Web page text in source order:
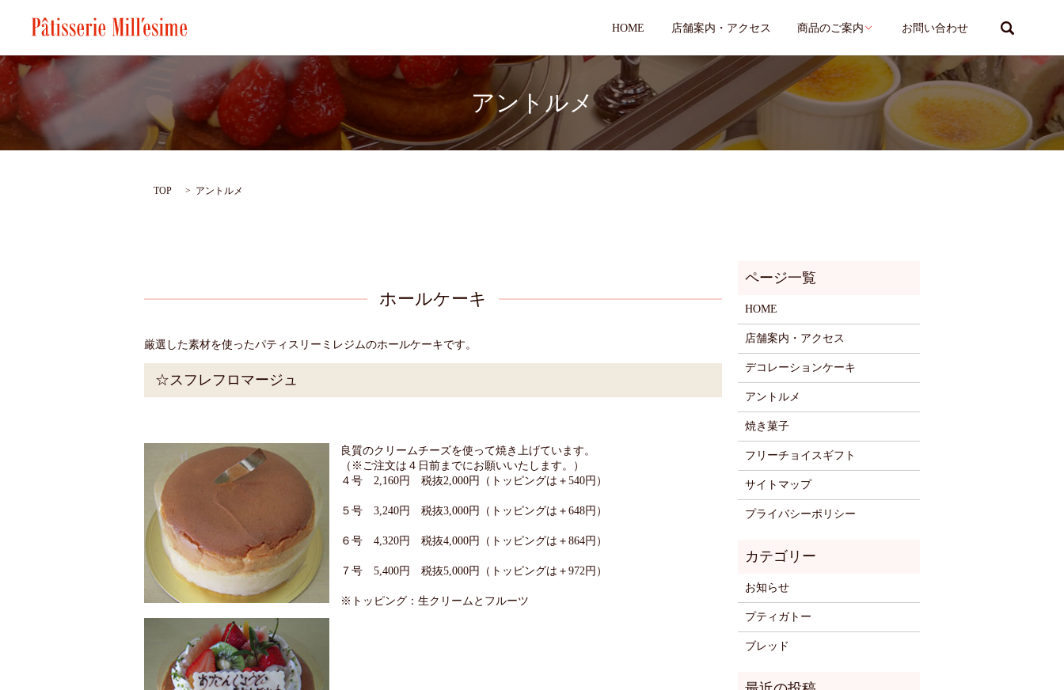
HOME 店舗案内・アクセス 商品のご案内 お問い合わせ
アントルメ
TOP アントルメ
ホールケーキ
厳選した素材を使ったパティスリーミレジムのホールケーキです。
☆スフレフロマージュ
良質のクリームチーズを使って焼き上げています。
（※ご注文は４日前までにお願いいたします。）
４号 2,160円 税抜2,000円（トッピングは＋540円）
５号 3,240円 税抜3,000円（トッピングは＋648円）
６号 4,320円 税抜4,000円（トッピングは＋864円）
７号 5,400円 税抜5,000円（トッピングは＋972円）
※トッピング：生クリームとフルーツ
HOME
店舗案内・アクセス
デコレーションケーキ
アントルメ
焼き菓子
フリーチョイスギフト
サイトマップ
プライバシーポリシー
お知らせ
プティガトー
ブレッド